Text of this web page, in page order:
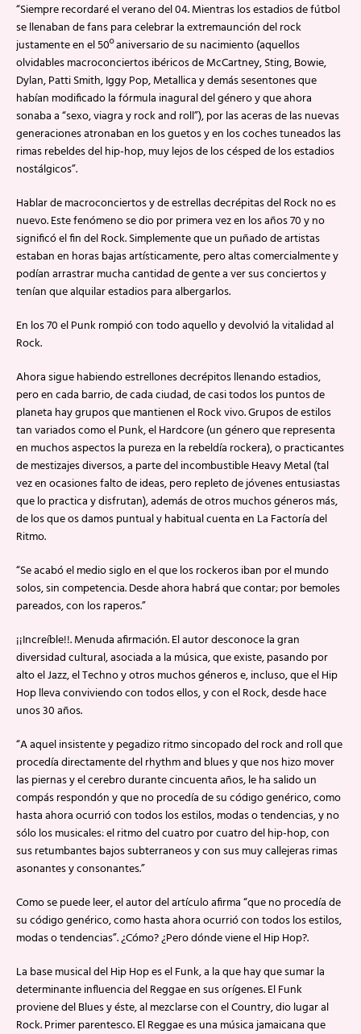
“Siempre recordaré el verano del 04. Mientras los estadios de fútbol
se llenaban de fans para celebrar la extremaunción del rock
justamente en el 50º aniversario de su nacimiento (aquellos
olvidables macroconciertos ibéricos de McCartney, Sting, Bowie,
Dylan, Patti Smith, Iggy Pop, Metallica y demás sesentones que
habían modificado la fórmula inagural del género y que ahora
sonaba a “sexo, viagra y rock and roll”), por las aceras de las nuevas
generaciones atronaban en los guetos y en los coches tuneados las
rimas rebeldes del hip-hop, muy lejos de los césped de los estadios
nostálgicos”.
Hablar de macroconciertos y de estrellas decrépitas del Rock no es
nuevo. Este fenómeno se dio por primera vez en los años 70 y no
significó el fin del Rock. Simplemente que un puñado de artistas
estaban en horas bajas artísticamente, pero altas comercialmente y
podían arrastrar mucha cantidad de gente a ver sus conciertos y
tenían que alquilar estadios para albergarlos.
En los 70 el Punk rompió con todo aquello y devolvió la vitalidad al
Rock.
Ahora sigue habiendo estrellones decrépitos llenando estadios,
pero en cada barrio, de cada ciudad, de casi todos los puntos de
planeta hay grupos que mantienen el Rock vivo. Grupos de estilos
tan variados como el Punk, el Hardcore (un género que representa
en muchos aspectos la pureza en la rebeldía rockera), o practicantes
de mestizajes diversos, a parte del incombustible Heavy Metal (tal
vez en ocasiones falto de ideas, pero repleto de jóvenes entusiastas
que lo practica y disfrutan), además de otros muchos géneros más,
de los que os damos puntual y habitual cuenta en La Factoría del
Ritmo.
“Se acabó el medio siglo en el que los rockeros iban por el mundo
solos, sin competencia. Desde ahora habrá que contar; por bemoles
pareados, con los raperos.”
¡¡Increíble!!. Menuda afirmación. El autor desconoce la gran
diversidad cultural, asociada a la música, que existe, pasando por
alto el Jazz, el Techno y otros muchos géneros e, incluso, que el Hip
Hop lleva conviviendo con todos ellos, y con el Rock, desde hace
unos 30 años.
“A aquel insistente y pegadizo ritmo sincopado del rock and roll que
procedía directamente del rhythm and blues y que nos hizo mover
las piernas y el cerebro durante cincuenta años, le ha salido un
compás respondón y que no procedía de su código genérico, como
hasta ahora ocurrió con todos los estilos, modas o tendencias, y no
sólo los musicales: el ritmo del cuatro por cuatro del hip-hop, con
sus retumbantes bajos subterraneos y con sus muy callejeras rimas
asonantes y consonantes.”
Como se puede leer, el autor del artículo afirma “que no procedía de
su código genérico, como hasta ahora ocurrió con todos los estilos,
modas o tendencias”. ¿Cómo? ¿Pero dónde viene el Hip Hop?.
La base musical del Hip Hop es el Funk, a la que hay que sumar la
determinante influencia del Reggae en sus orígenes. El Funk
proviene del Blues y éste, al mezclarse con el Country, dio lugar al
Rock. Primer parentesco. El Reggae es una música jamaicana que